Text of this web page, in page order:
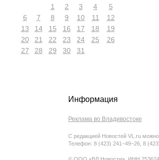
1
2 3 4
5
6
7 8 9 10 11
12
13
14 15 16 17 18
19
20
21 22 23 24 25
26
27
28 29 30 31
Информация
Реклама во Владивостоке
С редакцией Новостей VL.ru
Телефон: 8 (423) 241−49−26, 8